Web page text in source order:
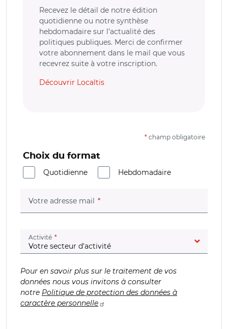
Recevez le détail de notre édition
quotidienne ou notre synthèse
hebdomadaire sur l’actualité des
politiques publiques. Merci de confirmer
votre abonnement dans le mail que vous
recevrez suite à votre inscription.
Découvrir Localtis
* champ obligatoire
Choix du format
Quotidienne
Hebdomadaire
Votre adresse mail (champ obligatoire)
Activité (champ obligatoire)
Pour en savoir plus sur le traitement de vos
données nous vous invitons à consulter
notre Politique de protection des données à
caractère personnelle